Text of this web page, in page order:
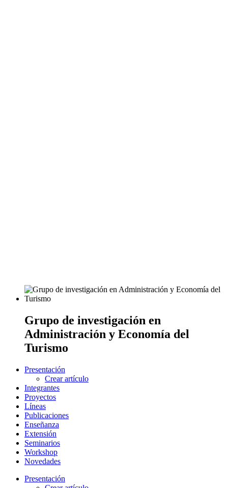
Grupo de investigación en
Administración y Economía del
Turismo
Presentación
Crear artículo
Integrantes
Proyectos
Líneas
Publicaciones
Enseñanza
Extensión
Seminarios
Workshop
Novedades
Presentación